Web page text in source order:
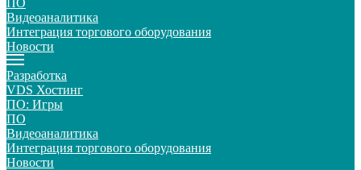
ПО
Видеоаналитика
Интеграция торгового оборудования
Новости
Разработка
VDS Хостинг
ПО: Игры
ПО
Видеоаналитика
Интеграция торгового оборудования
Новости